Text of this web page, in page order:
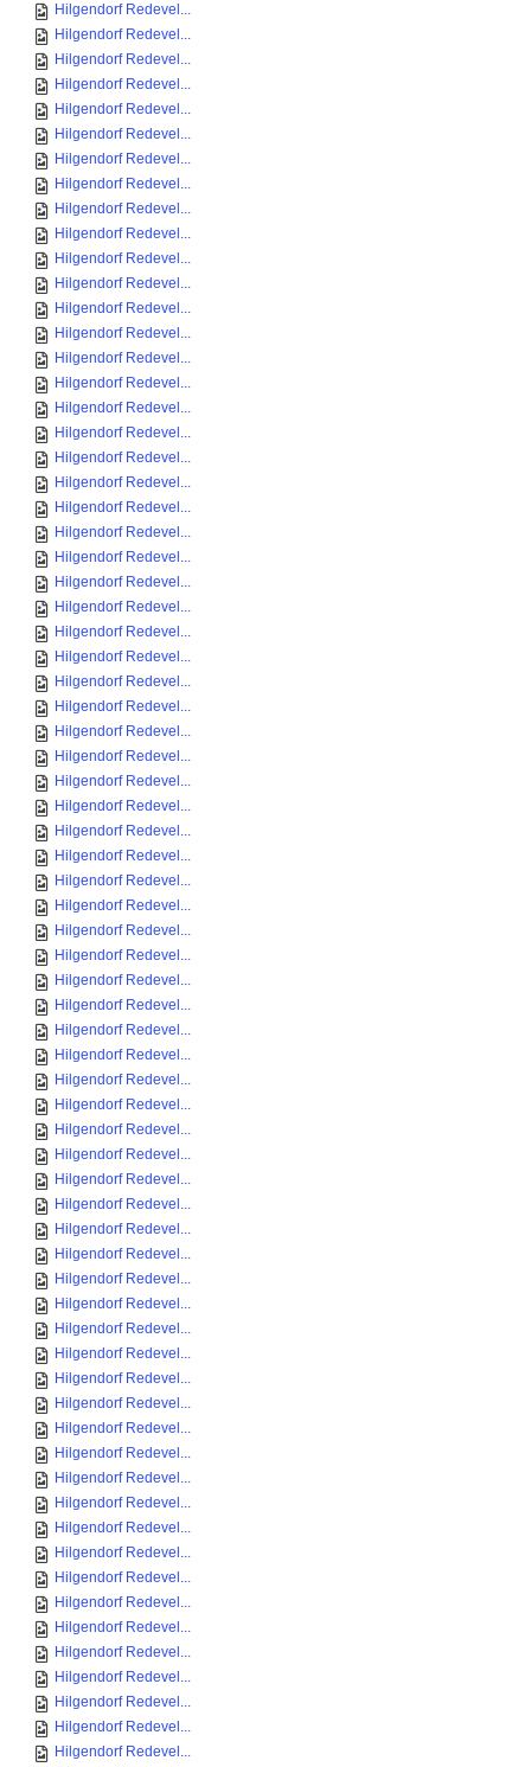
Hilgendorf Redevel...
Hilgendorf Redevel...
Hilgendorf Redevel...
Hilgendorf Redevel...
Hilgendorf Redevel...
Hilgendorf Redevel...
Hilgendorf Redevel...
Hilgendorf Redevel...
Hilgendorf Redevel...
Hilgendorf Redevel...
Hilgendorf Redevel...
Hilgendorf Redevel...
Hilgendorf Redevel...
Hilgendorf Redevel...
Hilgendorf Redevel...
Hilgendorf Redevel...
Hilgendorf Redevel...
Hilgendorf Redevel...
Hilgendorf Redevel...
Hilgendorf Redevel...
Hilgendorf Redevel...
Hilgendorf Redevel...
Hilgendorf Redevel...
Hilgendorf Redevel...
Hilgendorf Redevel...
Hilgendorf Redevel...
Hilgendorf Redevel...
Hilgendorf Redevel...
Hilgendorf Redevel...
Hilgendorf Redevel...
Hilgendorf Redevel...
Hilgendorf Redevel...
Hilgendorf Redevel...
Hilgendorf Redevel...
Hilgendorf Redevel...
Hilgendorf Redevel...
Hilgendorf Redevel...
Hilgendorf Redevel...
Hilgendorf Redevel...
Hilgendorf Redevel...
Hilgendorf Redevel...
Hilgendorf Redevel...
Hilgendorf Redevel...
Hilgendorf Redevel...
Hilgendorf Redevel...
Hilgendorf Redevel...
Hilgendorf Redevel...
Hilgendorf Redevel...
Hilgendorf Redevel...
Hilgendorf Redevel...
Hilgendorf Redevel...
Hilgendorf Redevel...
Hilgendorf Redevel...
Hilgendorf Redevel...
Hilgendorf Redevel...
Hilgendorf Redevel...
Hilgendorf Redevel...
Hilgendorf Redevel...
Hilgendorf Redevel...
Hilgendorf Redevel...
Hilgendorf Redevel...
Hilgendorf Redevel...
Hilgendorf Redevel...
Hilgendorf Redevel...
Hilgendorf Redevel...
Hilgendorf Redevel...
Hilgendorf Redevel...
Hilgendorf Redevel...
Hilgendorf Redevel...
Hilgendorf Redevel...
Hilgendorf Redevel...